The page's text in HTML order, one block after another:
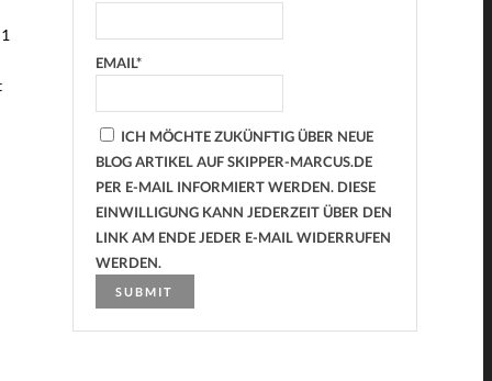
EMAIL*
ICH MÖCHTE ZUKÜNFTIG ÜBER NEUE
BLOG ARTIKEL AUF SKIPPER-MARCUS.DE
PER E-MAIL INFORMIERT WERDEN. DIESE
EINWILLIGUNG KANN JEDERZEIT ÜBER DEN
LINK AM ENDE JEDER E-MAIL WIDERRUFEN
WERDEN.